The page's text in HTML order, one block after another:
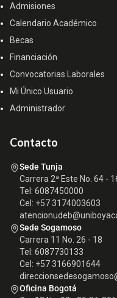
Admisiones
Calendario Académico
Becas
Financiación
Convocatorias Laborales
Mi Único Usuario
Administrador
Contacto
Sede Tunja
Carrera 2ª Este No. 64 -
Tel: 6087450000
Cel: +57 3174003603
Sede Sogamoso
Carrera 11 No. 26 - 18
Tel: 6087730133
Cel: +57 3166901644
Oficina Bogotá